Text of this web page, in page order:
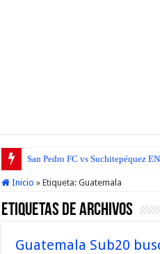
San Pedro FC vs Suchitepéquez
Inicio » Etiqueta:Guatemala
Etiquetas de Archivos
Guatemala Sub20